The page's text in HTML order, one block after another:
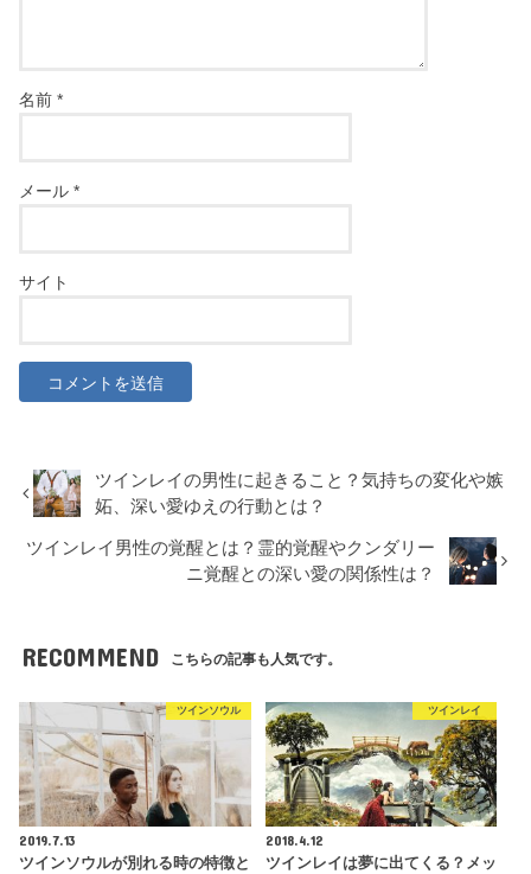
名前*
メール*
サイト
ツインレイの男性に起きること？気持ちの変化や嫉
妬、深い愛ゆえの行動とは？
ツインレイ男性の覚醒とは？霊的覚醒やクンダリー
ニ覚醒との深い愛の関係性は？
RECOMMEND こちらの記事も人気です。
ツインソウル
2019.7.13
ツインソウルが別れる時の特徴と
ツインレイ
2018.4.12
ツインレイは夢に出てくる？メッ